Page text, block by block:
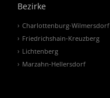
Bezirke
Charlottenburg-Wilmersdorf
Friedrichshain-Kreuzberg
Lichtenberg
Marzahn-Hellersdorf